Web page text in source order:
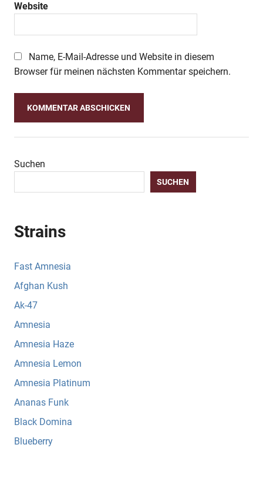
Website
Name, E-Mail-Adresse und Website in diesem
Browser für meinen nächsten Kommentar speichern.
Suchen
SUCHEN
Strains
Fast Amnesia
Afghan Kush
Ak-47
Amnesia
Amnesia Haze
Amnesia Lemon
Amnesia Platinum
Ananas Funk
Black Domina
Blueberry